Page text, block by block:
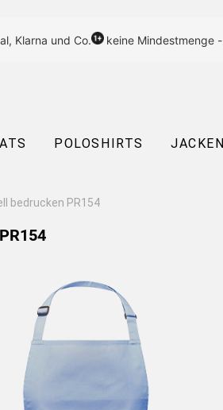
Klarna und Co. keine Mindestmenge
POLOSHIRTS JACKEN
bedrucken PR154